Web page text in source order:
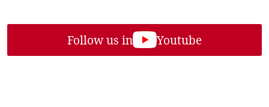
Follow us in Youtube